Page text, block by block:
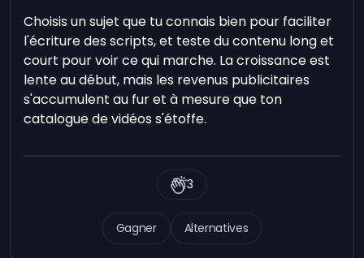
Choisis un sujet que tu connais bien pour faciliter
l'écriture des scripts, et teste du contenu long et
court pour voir ce qui marche. La croissance est
lente au début, mais les revenus publicitaires
s'accumulent au fur et à mesure que ton
catalogue de vidéos s'étoffe.
Gagner Alternatives
3